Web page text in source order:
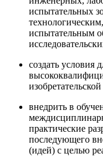
испытательных
испытательным
создать условия
внедрить в
практические
последующего
(идей) с целью